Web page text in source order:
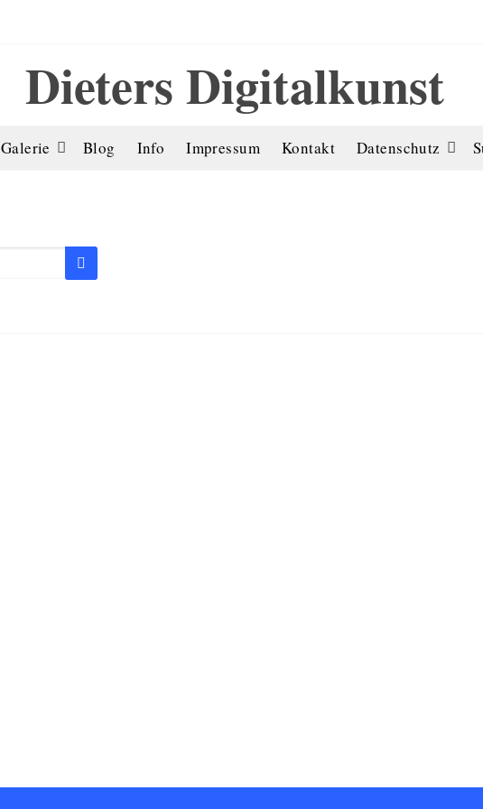
Dieters Digitalkunst
Galerie Blog Info Impressum Kontakt Datenschutz